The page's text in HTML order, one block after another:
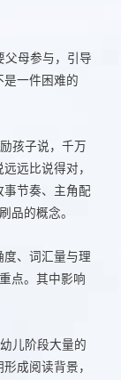
父母参与，引导
一件困难的
孩子说，千万
远比说得对，
节奏、主角配
品的概念。
度、词汇量与理
点。其中影响
儿阶段大量的
成阅读背景，